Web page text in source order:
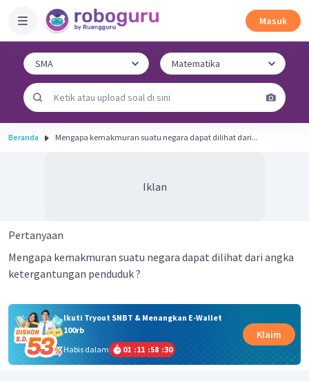
Masuk
Beranda Mengapa kemakmuran suatu negara dapat dilihat dari...
Iklan
Pertanyaan
Mengapa kemakmuran suatu negara dapat dilihat dari angka
ketergantungan penduduk ?
Ikuti Tryout SNBT & Menangkan E-Wallet
100rb
Habis dalam
01 :11 :58 :29
Klaim